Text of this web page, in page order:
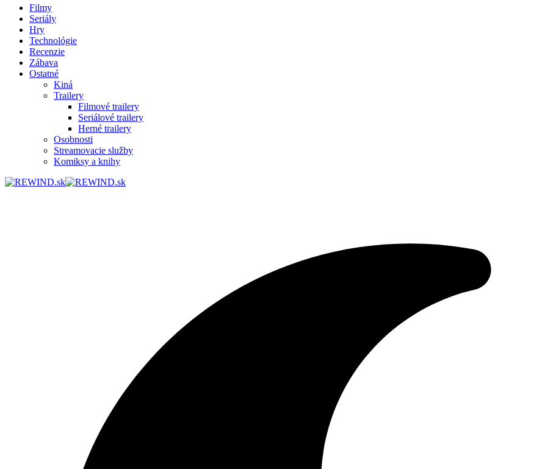
Filmy
Seriály
Hry
Technológie
Recenzie
Zábava
Ostatné
Kiná
Trailery
Filmové trailery
Seriálové trailery
Herné trailery
Osobnosti
Streamovacie služby
Komiksy a knihy